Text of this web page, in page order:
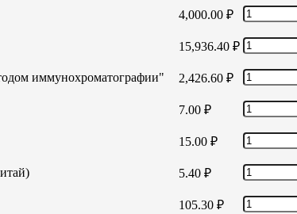
4,000.00 ₽
15,936.40 ₽
иммунохроматографии"
2,426.60 ₽
7.00 ₽
15.00 ₽
5.40 ₽
105.30 ₽